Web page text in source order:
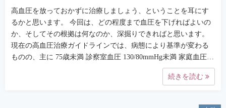
高血圧を放っておかずに治療しましょう、ということを耳にす
るかと思います。 今回は、どの程度まで血圧を下げればよいの
か、そしてその根拠は何なのか、深掘りできればと思います。
現在の高血圧治療ガイドラインでは、病態により基準が変わる
ものの、主に 75歳未満 診察室血圧 130/80mmHg未満 家庭血圧…
続きを読む